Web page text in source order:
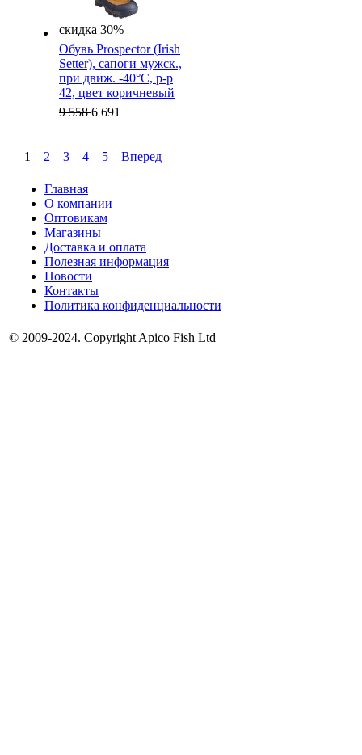
скидка 30%
Обувь Prospector (Irish
Setter), cапоги мужск.,
при движ. -40°C, р-р
42, цвет коричневый
9 5586 691
1 2 3 4 5 Вперед
Главная
О компании
Оптовикам
Магазины
Доставка и оплата
Полезная информация
Новости
Контакты
Политика конфиденциальности
© 2009-2024. Copyright Apico Fish Ltd